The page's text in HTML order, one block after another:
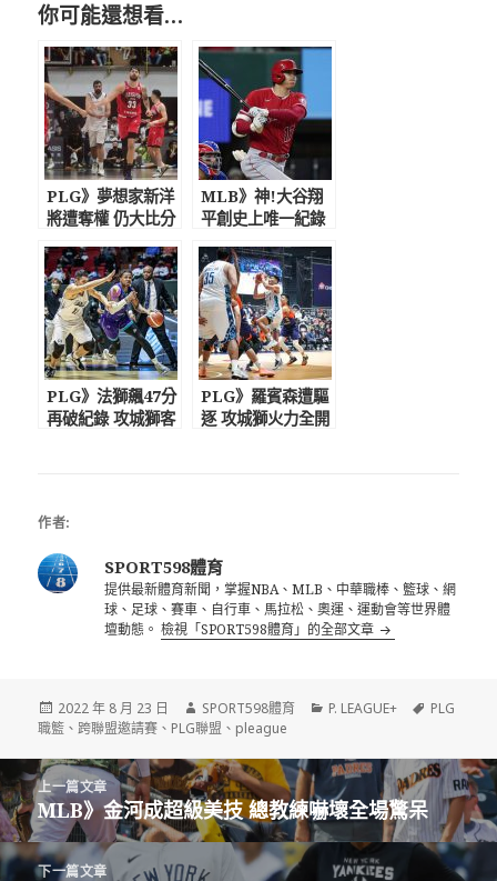
你可能還想看…
PLG》夢想家新洋
將遭奪權 仍大比分
MLB》神!大谷翔
平創史上唯一紀錄
PLG》法獅飆47分
再破紀錄 攻城獅客
PLG》羅賓森遭驅
逐 攻城獅火力全開
作者:
SPORT598體育
提供最新體育新聞，掌握NBA、MLB、中華職棒、籃球、網
球、足球、賽車、自行車、馬拉松、奧運、運動會等世界體
壇動態。檢視「SPORT598體育」的全部文章
發
佈
期:
2022 年 8 月 23 日
作
者
SPORT598體育
分
P. LEAGUE+
標
PLG
職籃 、跨聯盟邀請賽 、 PLG聯盟 、 pleague
文
章
導
覽
上一篇文章
上
一
篇
MLB》金河成超級美技 總教練嚇壞全場驚呆
下一篇文章